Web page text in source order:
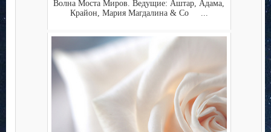
Волна Моста Миров. Ведущие: Аштар, Адама,
Крайон, Мария Магдалина & Co ...